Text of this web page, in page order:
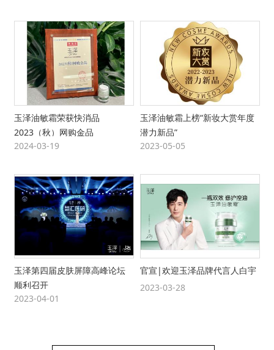
玉泽油敏霜荣获快消品
2023（秋）网购金品
2024-03-19
玉泽油敏霜上榜“新妆大赏年度
潜力新品”
2023-05-05
玉泽第四届皮肤屏障高峰论坛
顺利召开
2023-04-01
官宣|欢迎玉泽品牌代言人白宇
2023-03-28